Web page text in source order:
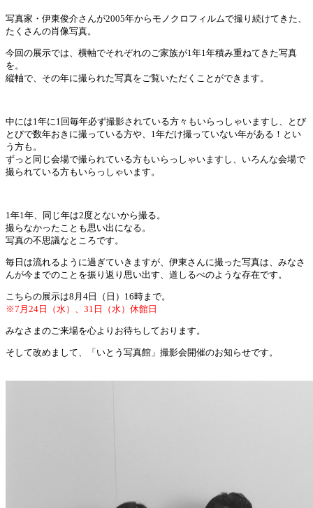
写真家・伊東俊介さんが2005年からモノクロフィルムで撮り続けてきた、
たくさんの肖像写真。
今回の展示では、横軸でそれぞれのご家族が1年1年積み重ねてきた写真
を。
縦軸で、その年に撮られた写真をご覧いただくことができます。
中には1年に1回毎年必ず撮影されている方々もいらっしゃいますし、とび
とびで数年おきに撮っている方や、1年だけ撮っていない年がある！とい
う方も。
ずっと同じ会場で撮られている方もいらっしゃいますし、いろんな会場で
撮られている方もいらっしゃいます。
1年1年、同じ年は2度とないから撮る。
撮らなかったことも思い出になる。
写真の不思議なところです。
毎日は流れるように過ぎていきますが、伊東さんに撮った写真は、みなさ
んが今までのことを振り返り思い出す、道しるべのような存在です。
こちらの展示は8月4日（日）16時まで。
※7月24日（水）、31日（水）休館日
みなさまのご来場を心よりお待ちしております。
そして改めまして、「いとう写真館」撮影会開催のお知らせです。